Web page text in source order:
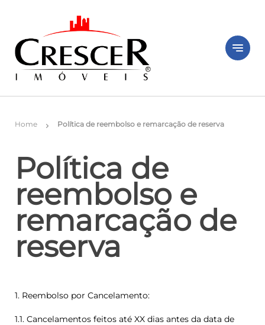
notes
Home chevron_right Política de reembolso e remarcação de reserva
Política de
reembolso e
remarcação de
reserva
1. Reembolso por Cancelamento:
1.1. Cancelamentos feitos até XX dias antes da data de